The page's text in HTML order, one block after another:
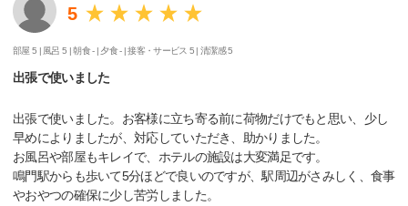
5
部屋 5 | 風呂 5 |朝食 - | 夕食 - |接客・サービス 5 |清潔感 5
出張で使いました
出張で使いました。お客様に立ち寄る前に荷物だけでもと思い、少し
早めによりましたが、対応していただき、助かりました。
お風呂や部屋もキレイで、ホテルの施設は大変満足です。
鳴門駅からも歩いて5分ほどで良いのですが、駅周辺がさみしく、食事
やおやつの確保に少し苦労しました。